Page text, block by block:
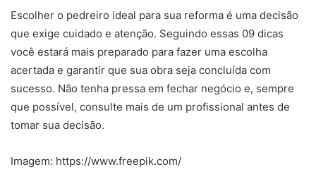
Escolher o pedreiro ideal para sua reforma é uma decisão
que exige cuidado e atenção. Seguindo essas 09 dicas
você estará mais preparado para fazer uma escolha
acertada e garantir que sua obra seja concluída com
sucesso. Não tenha pressa em fechar negócio e, sempre
que possível, consulte mais de um profissional antes de
tomar sua decisão.
Imagem: https://www.freepik.com/